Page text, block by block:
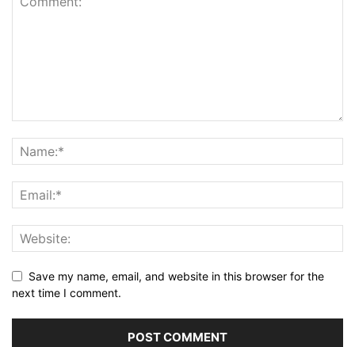
Save my name, email, and website in this browser for the
next time I comment.